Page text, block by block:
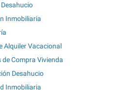
Inmobiliaria
Alquiler Vacacional
Compra Vivienda
Desahucio
Inmobiliaria